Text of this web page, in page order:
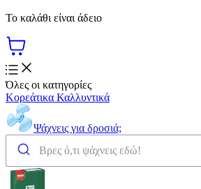
Το καλάθι είναι άδειο
Όλες οι κατηγορίες
Κορεάτικα Καλλυντικά
Ψάχνεις για δροσιά;